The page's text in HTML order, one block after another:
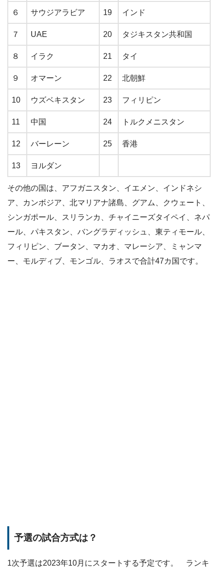
６ サウジアラビア 19 インド
７ UAE 20 タジキスタン共和国
８ イラク 21 タイ
９ オマーン 22 北朝鮮
10 ウズベキスタン 23 フィリピン
11 中国 24 トルクメニスタン
12 バーレーン 25 香港
13 ヨルダン
その他の国は、アフガニスタン、イエメン、インドネシ
ア、カンボジア、北マリアナ諸島、グアム、クウェート、
シンガポール、スリランカ、チャイニーズタイペイ、ネパ
ール、パキスタン、バングラディッシュ、東ティモール、
フィリピン、ブータン、マカオ、マレーシア、ミャンマ
ー、モルディブ、モンゴル、ラオスで合計47カ国です。
予選の試合方式は？
1次予選は2023年10月にスタートする予定です。 ランキ